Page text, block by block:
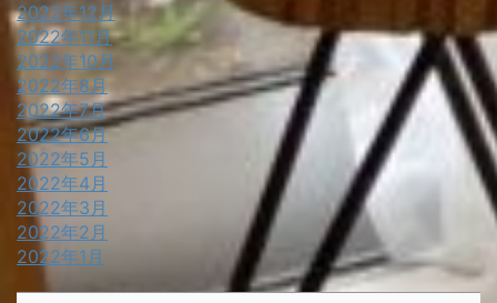
2022年12月
2022年11月
2022年10月
2022年8月
2022年7月
2022年6月
2022年5月
2022年4月
2022年3月
2022年2月
2022年1月